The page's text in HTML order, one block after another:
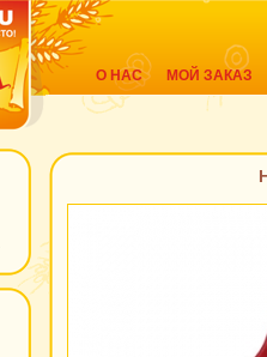
О НАС МОЙ ЗАКАЗ